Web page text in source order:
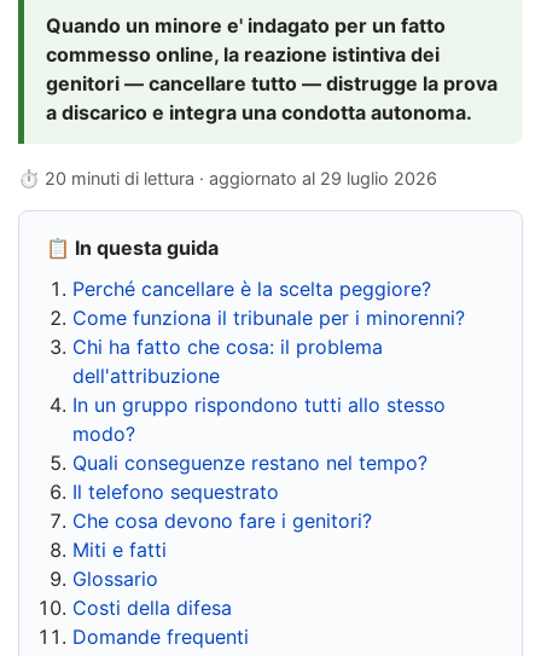
Quando un minore e' indagato per un fatto
commesso online, la reazione istintiva dei
genitori — cancellare tutto — distrugge la prova
a discarico e integra una condotta autonoma.
⏱ 20 minuti di lettura · aggiornato al 29 luglio 2026
📋 In questa guida
Perché cancellare è la scelta peggiore?
Come funziona il tribunale per i minorenni?
Chi ha fatto che cosa: il problema
dell'attribuzione
In un gruppo rispondono tutti allo stesso
modo?
Quali conseguenze restano nel tempo?
Il telefono sequestrato
Che cosa devono fare i genitori?
Miti e fatti
Glossario
Costi della difesa
Domande frequenti